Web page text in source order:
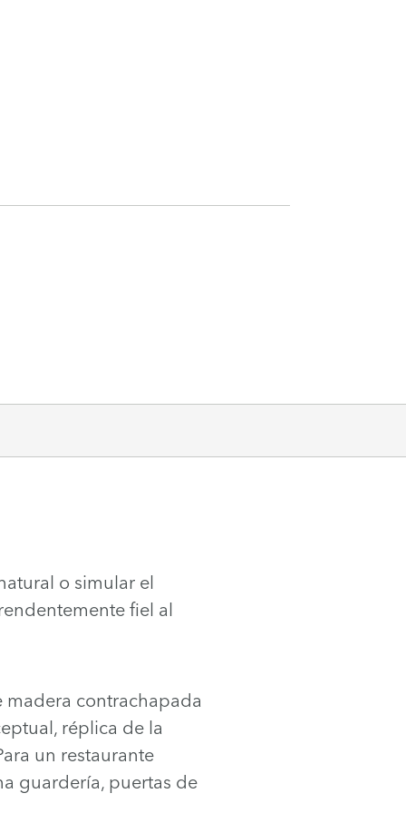
o simular el
fiel al
madera contrachapada
réplica de la
un restaurante
guardería, puertas de